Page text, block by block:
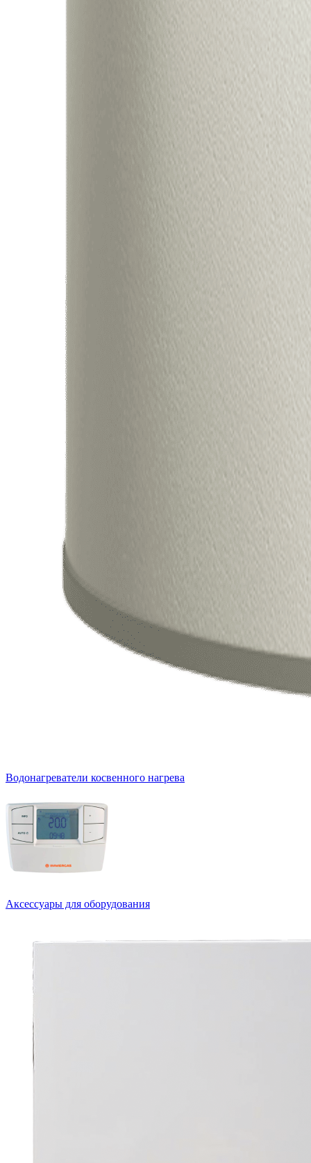
Водонагреватели косвенного нагрева
Аксессуары для оборудования